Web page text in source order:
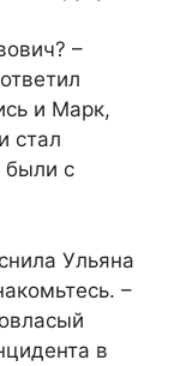
–
и Марк,
стал
были с
Ульяна
–
в